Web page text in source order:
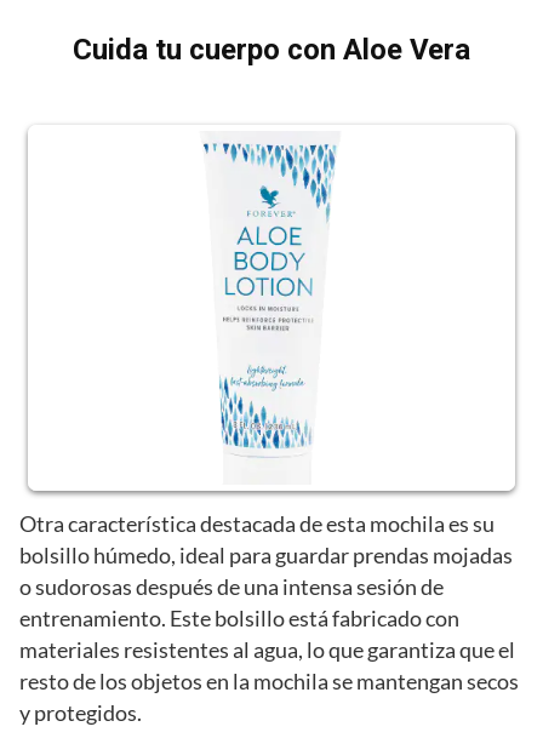
Cuida tu cuerpo con Aloe Vera
Otra característica destacada de esta mochila es su
bolsillo húmedo, ideal para guardar prendas mojadas
o sudorosas después de una intensa sesión de
entrenamiento. Este bolsillo está fabricado con
materiales resistentes al agua, lo que garantiza que el
resto de los objetos en la mochila se mantengan secos
y protegidos.